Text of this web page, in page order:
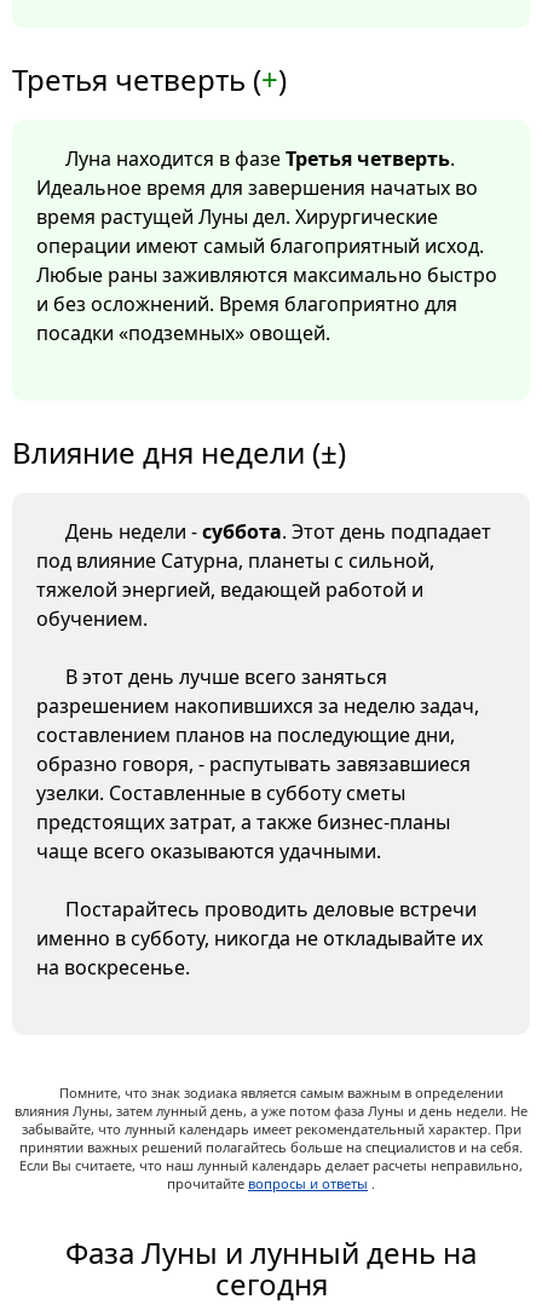
Третья четверть (+)
Луна находится в фазеТретья четверть.
Идеальное время для завершения начатых во
время растущей Луны дел. Хирургические
операции имеют самый благоприятный исход.
Любые раны заживляются максимально быстро
и без осложнений. Время благоприятно для
посадки «подземных» овощей.
Влияние дня недели (±)
День недели -суббота. Этот день подпадает
под влияние Сатурна, планеты с сильной,
тяжелой энергией, ведающей работой и
обучением.
В этот день лучше всего заняться
разрешением накопившихся за неделю задач,
составлением планов на последующие дни,
образно говоря, - распутывать завязавшиеся
узелки. Составленные в субботу сметы
предстоящих затрат, а также бизнес-планы
чаще всего оказываются удачными.
Постарайтесь проводить деловые встречи
именно в субботу, никогда не откладывайте их
на воскресенье.
Помните, что знак зодиака является самым важным в определении
влияния Луны, затем лунный день, а уже потом фаза Луны и день недели. Не
забывайте, что лунный календарь имеет рекомендательный характер. При
принятии важных решений полагайтесь больше на специалистов и на себя.
Если Вы считаете, что наш лунный календарь делает расчеты неправильно,
прочитайте вопросы и ответы .
Фаза Луны и лунный день на
сегодня